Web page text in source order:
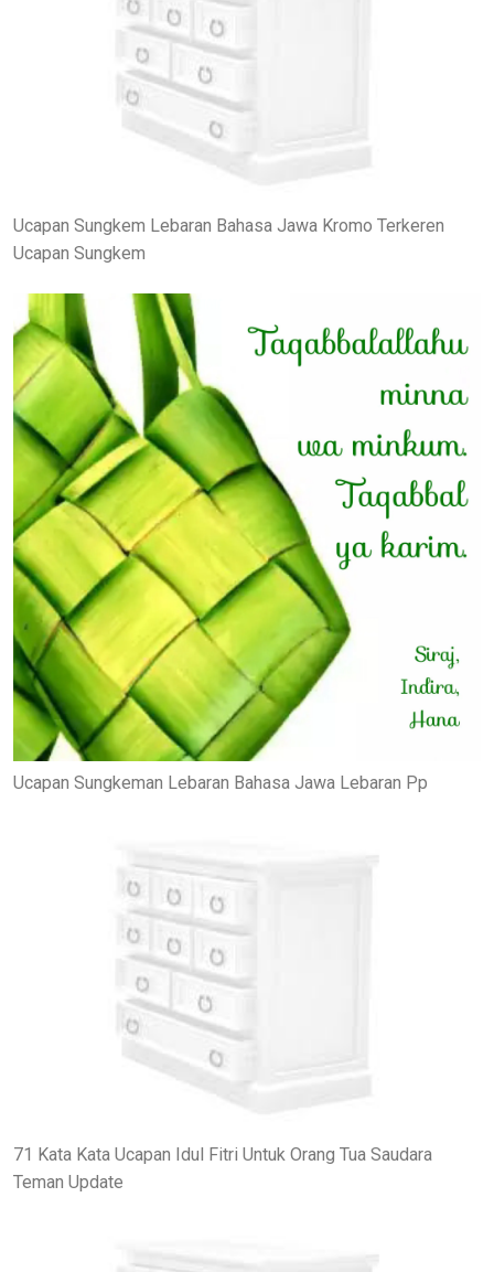
Ucapan Sungkem Lebaran Bahasa Jawa Kromo Terkeren
Ucapan Sungkem
Ucapan Sungkeman Lebaran Bahasa Jawa Lebaran Pp
71 Kata Kata Ucapan Idul Fitri Untuk Orang Tua Saudara
Teman Update